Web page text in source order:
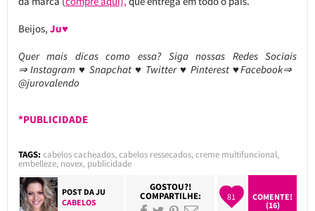
Beijos, Ju♥
Quer mais dicas como essa? Siga nossas Redes Sociais
⇒ Instagram ♥ Snapchat ♥ Twitter ♥ Pinterest ♥Facebook⇒
@jurovalendo
*PUBLICIDADE
TAGS: cabelos cacheados,cabelos ressecados,creme multifuncional,
embelleze, novex, publicidade
POST DAJU
CABELOS
GOSTOU?!
COMPARTILHE: 81
COMENTE!
(16)